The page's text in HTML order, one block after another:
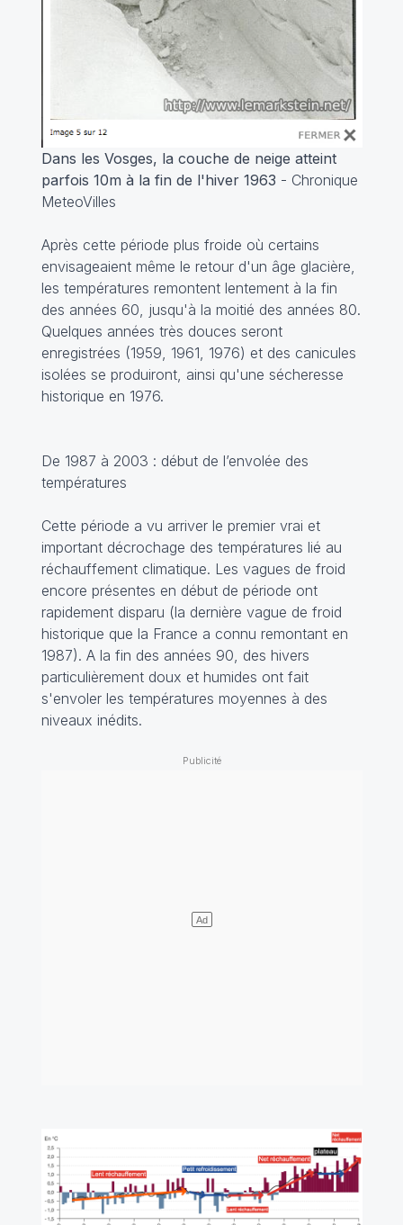
Dans les Vosges, la couche de neige atteint
parfois 10m à la fin de l'hiver 1963 - Chronique
MeteoVilles
Après cette période plus froide où certains
envisageaient même le retour d'un âge glacière,
les températures remontent lentement à la fin
des années 60, jusqu'à la moitié des années 80.
Quelques années très douces seront
enregistrées (1959, 1961, 1976) et des canicules
isolées se produiront, ainsi qu'une sécheresse
historique en 1976.
De 1987 à 2003 : début de l’envolée des
températures
Cette période a vu arriver le premier vrai et
important décrochage des températures lié au
réchauffement climatique. Les vagues de froid
encore présentes en début de période ont
rapidement disparu (la dernière vague de froid
historique que la France a connu remontant en
1987). A la fin des années 90, des hivers
particulièrement doux et humides ont fait
s'envoler les températures moyennes à des
niveaux inédits.